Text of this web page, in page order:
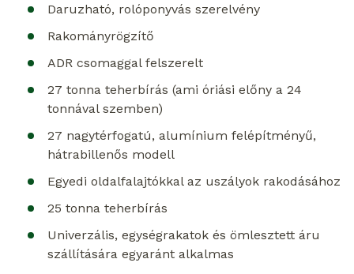
Daruzható, rolóponyvás szerelvény
Rakományrögzítő
ADR csomaggal felszerelt
27 tonna teherbírás (ami óriási előny a 24
tonnával szemben)
27 nagytérfogatú, alumínium felépítményű,
hátrabillenős modell
Egyedi oldalfalajtókkal az uszályok rakodásához
25 tonna teherbírás
Univerzális, egységrakatok és ömlesztett áru
szállítására egyaránt alkalmas